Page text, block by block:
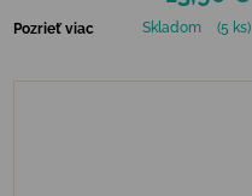
Pozrieť viac Skladom (5 ks)